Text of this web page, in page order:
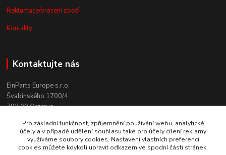
Reklamace/vrácení zboží
Kontakty
Kontaktujte nás
EinParts Europe s.r.o.
Švabinského 1700/4
702 00 Ostrava
+420 558 080 004
(po. - pá. 9:00-13:00)
obchod@einparts.cz
Pro základní funkčnost, zpříjemnění používání webu, analytické
účely a v případě udělení souhlasu také pro účely cílení reklamy
využíváme soubory cookies. Nastavení vlastních preferencí
cookies můžete kdykoli upravit odkazem ve spodní části stránek.